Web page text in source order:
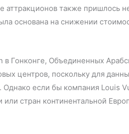
аттракционов также пришлось
основана на снижении
в Гонконге, Объединенных
центров, поскольку для
Однако если бы компания Louis
стран континентальной